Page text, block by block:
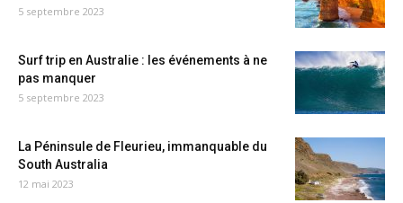
5 septembre 2023
Surf trip en Australie : les événements à ne
pas manquer
5 septembre 2023
La Péninsule de Fleurieu, immanquable du
South Australia
12 mai 2023